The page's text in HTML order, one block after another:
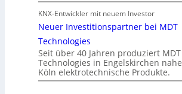
KNX-Entwickler mit neuem Investor
Neuer Investitionspartner bei MDT
Technologies
Seit über 40 Jahren produziert MDT
Technologies in Engelskirchen nahe
Köln elektrotechnische Produkte.